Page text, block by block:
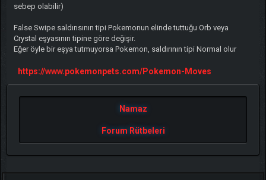
sebep olabilir)
False Swipe saldırısının tipi Pokemonun elinde tuttuğu Orb veya
Crystal eşyasının tipine göre değişir.
Eğer öyle bir eşya tutmuyorsa Pokemon, saldırının tipi Normal olur
https://www.pokemonpets.com/Pokemon-Moves
Namaz
Forum Rütbeleri